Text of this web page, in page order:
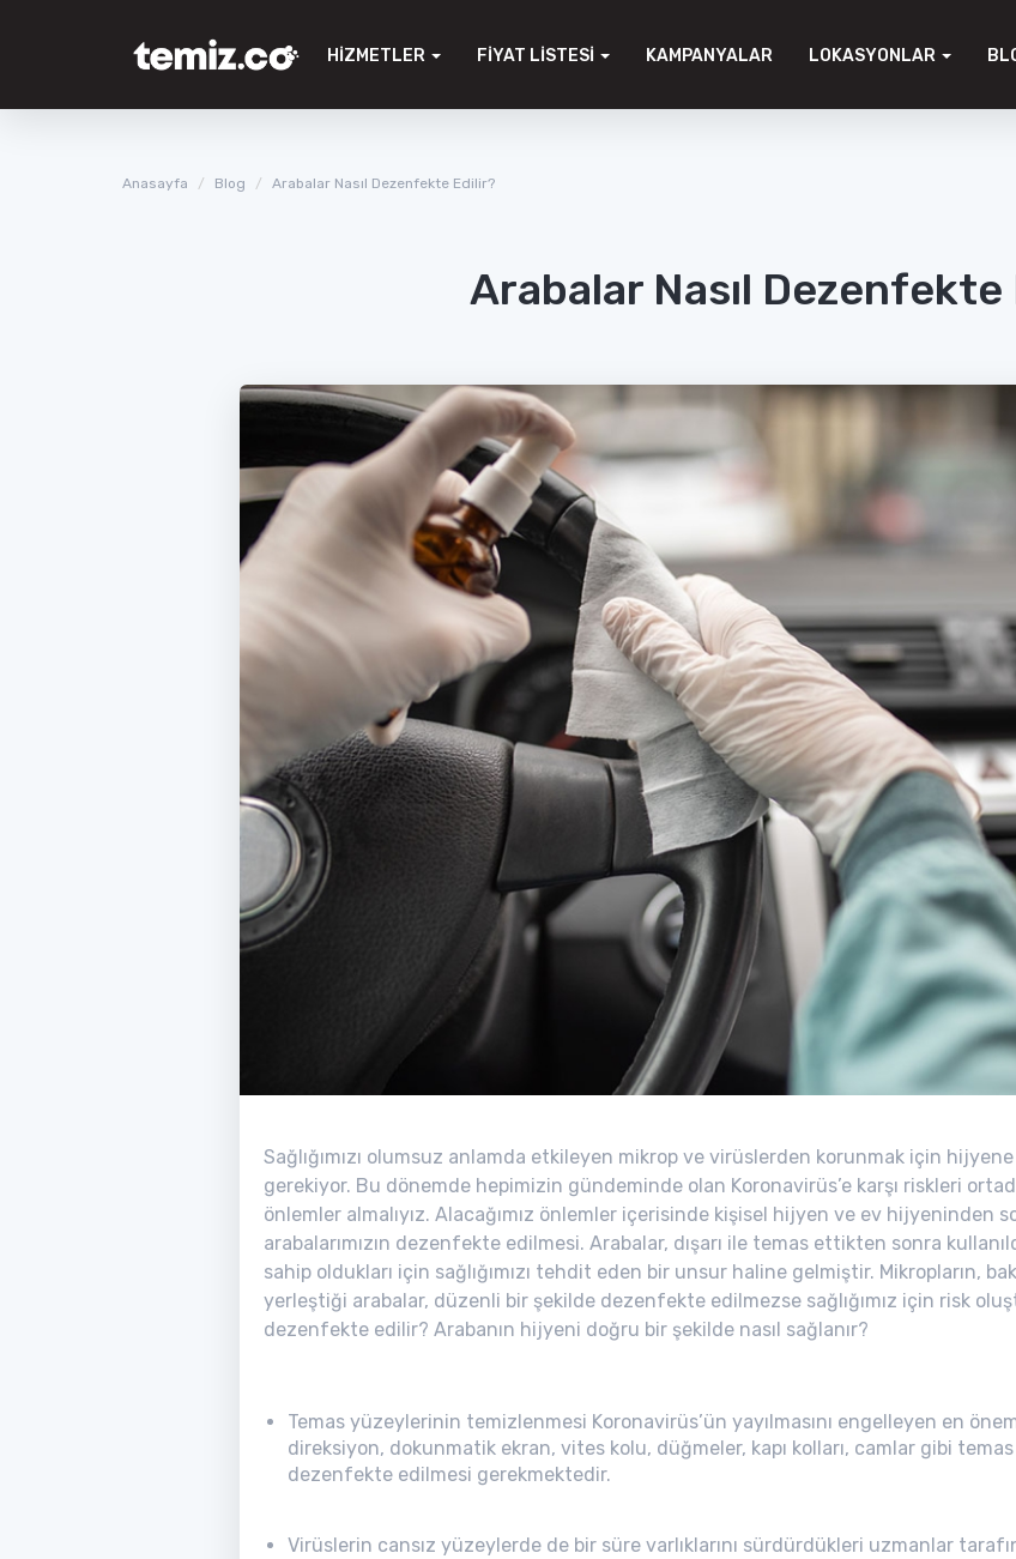
HIZMETLER FIYAT LISTESI KAMPANYALAR LOKASYONLAR
Anasayfa Blog Arabalar Nasıl Dezenfekte Edilir?
Arabalar Nasıl Dezenfekte
Sağlığımızı olumsuz anlamda etkileyen mikrop ve virüslerden korunmak için
gerekiyor. Bu dönemde hepimizin gündeminde olan Koronavirüs’e karşı riskleri
önlemler almalıyız. Alacağımız önlemler içerisinde kişisel hijyen ve ev hijyeninden
arabalarımızın dezenfekte edilmesi. Arabalar, dışarı ile temas ettikten sonra
sahip oldukları için sağlığımızı tehdit eden bir unsur haline gelmiştir. Mikropların,
yerleştiği arabalar, düzenli bir şekilde dezenfekte edilmezse sağlığımız için risk
dezenfekte edilir? Arabanın hijyeni doğru bir şekilde nasıl sağlanır?
Temas yüzeylerinin temizlenmesi Koronavirüs’ün yayılmasını engelleyen en
direksiyon, dokunmatik ekran, vites kolu, düğmeler, kapı kolları, camlar gibi
dezenfekte edilmesi gerekmektedir.
Virüslerin cansız yüzeylerde de bir süre varlıklarını sürdürdükleri uzmanlar